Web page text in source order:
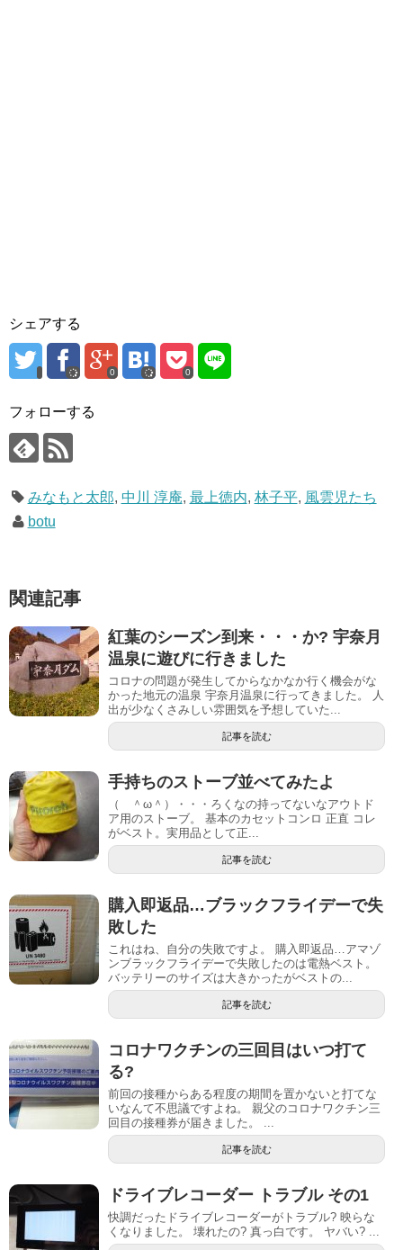
シェアする
0 0
フォローする
みなもと太郎, 中川 淳庵, 最上徳内, 林子平, 風雲児たち
botu
関連記事
紅葉のシーズン到来・・・か? 宇奈月
温泉に遊びに行きました
コロナの問題が発生してからなかなか行く機会がな
かった地元の温泉 宇奈月温泉に行ってきました。 人
出が少なくさみしい雰囲気を予想していた...
記事を読む
手持ちのストーブ並べてみたよ
（ ＾ω＾）・・・ろくなの持ってないなアウトド
ア用のストーブ。 基本のカセットコンロ 正直 コレ
がベスト。実用品として正...
記事を読む
購入即返品…ブラックフライデーで失
敗した
これはね、自分の失敗ですよ。 購入即返品…アマゾ
ンブラックフライデーで失敗したのは電熱ベスト。
バッテリーのサイズは大きかったがベストの...
記事を読む
コロナワクチンの三回目はいつ打て
る?
前回の接種からある程度の期間を置かないと打てな
いなんて不思議ですよね。 親父のコロナワクチン三
回目の接種券が届きました。 ...
記事を読む
ドライブレコーダー トラブル その1
快調だったドライブレコーダーがトラブル? 映らな
くなりました。 壊れたの? 真っ白です。 ヤバい? ...